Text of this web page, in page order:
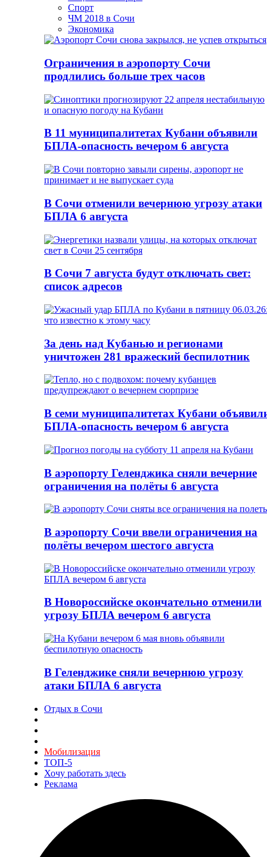
Спорт
ЧМ 2018 в Сочи
Экономика
Ограничения в аэропорту Сочи
продлились больше трех часов
В 11 муниципалитетах Кубани объявили
БПЛА-опасность вечером 6 августа
В Сочи отменили вечернюю угрозу атаки
БПЛА 6 августа
В Сочи 7 августа будут отключать свет:
список адресов
За день над Кубанью и регионами
уничтожен 281 вражеский беспилотник
В семи муниципалитетах Кубани
БПЛА-опасность вечером 6 августа
В аэропорту Геленджика сняли вечерние
ограничения на полёты 6 августа
В аэропорту Сочи ввели ограничения на
полёты вечером шестого августа
В Новороссийске окончательно отменили
угрозу БПЛА вечером 6 августа
В Геленджике сняли вечернюю угрозу
атаки БПЛА 6 августа
Отдых в Сочи
Мобилизация
ТОП-5
Хочу работать здесь
Реклама